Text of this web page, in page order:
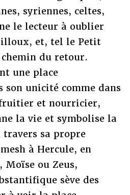
syriennes, celtes,
le lecteur à oublier
et, tel le Petit
du retour.
une place
son unicité comme dans
et nourricier,
la vie et symbolise la
travers sa propre
à Hercule, en
Moïse ou Zeus,
sève des